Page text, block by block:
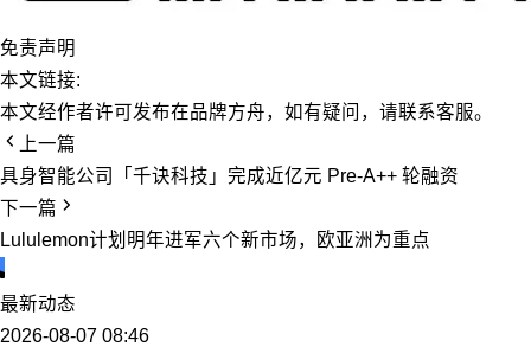
免责声明
本文链接:
本文经作者许可发布在品牌方舟，如有疑问，请联系客服。
上一篇
具身智能公司「千诀科技」完成近亿元 Pre-A++ 轮融资
下一篇
Lululemon计划明年进军六个新市场，欧亚洲为重点
最新动态
2026-08-07 08:46